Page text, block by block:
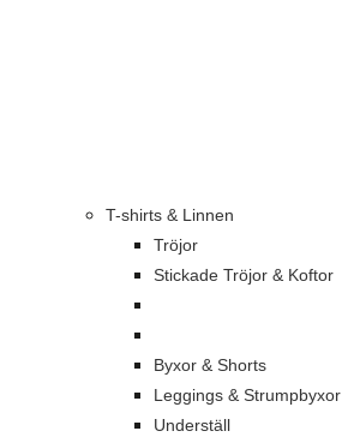
T-shirts & Linnen
Tröjor
Stickade Tröjor & Koftor
Byxor & Shorts
Leggings & Strumpbyxor
Underställ